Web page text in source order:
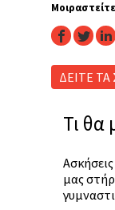
facebook
twitter
ΔΕΙΤΕ ΤΑ
Τι
μας